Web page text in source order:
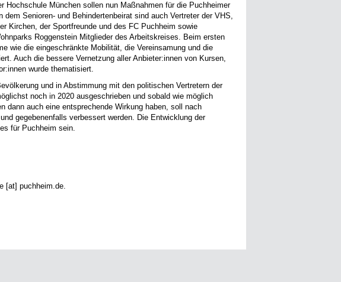
Hochschule München sollen nun Maßnahmen für die Puchheimer
dem Senioren- und Behindertenbeirat sind auch Vertreter der VHS,
Kirchen, der Sportfreunde und des FC Puchheim sowie
Roggenstein Mitglieder des Arbeitskreises. Beim ersten
wie die eingeschränkte Mobilität, die Vereinsamung und die
Auch die bessere Vernetzung aller Anbieter:innen von Kursen,
wurde thematisiert.
und in Abstimmung mit den politischen Vertretern der
noch in 2020 ausgeschrieben und sobald wie möglich
dann auch eine entsprechende Wirkung haben, soll nach
gegebenenfalls verbessert werden. Die Entwicklung der
für Puchheim sein.
[at] puchheim.de.